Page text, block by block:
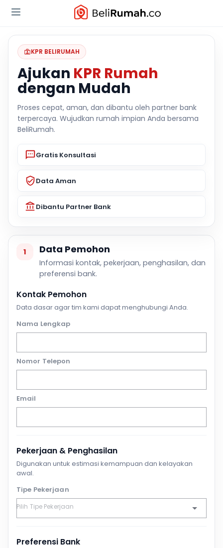
KPR BELIRUMAH
Ajukan KPR Rumah
dengan Mudah
Proses cepat, aman, dan dibantu oleh partner bank
terpercaya. Wujudkan rumah impian Anda bersama
BeliRumah.
Gratis Konsultasi
Data Aman
Dibantu Partner Bank
1 Data Pemohon
Informasi kontak, pekerjaan, penghasilan, dan
preferensi bank.
Kontak Pemohon
Data dasar agar tim kami dapat menghubungi Anda.
Nama Lengkap
Nomor Telepon
Email
Pekerjaan & Penghasilan
Digunakan untuk estimasi kemampuan dan kelayakan
awal.
Tipe Pekerjaan
Preferensi Bank